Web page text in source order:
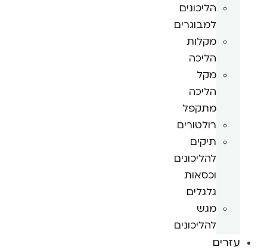
הליכונים
למבוגרים
מקלות
הליכה
מקל
הליכה
מתקפל
רולטורים
תיקים
להליכונים
וכסאות
גלגלים
מגש
להליכונים
עזרים